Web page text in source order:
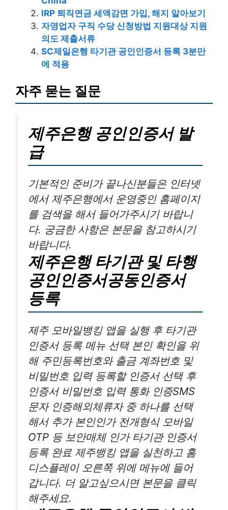
IRP 퇴직연금 세액감면 가입, 해지 알아보기
자영업자 구직 수당 신청방법 지원대상 지원
의도 제출서류
SC제일은행 타기관 공인인증서 등록 3분만
에 적용
자주 묻는 질문
제주은행 공인인증서 발
급
기본적인 준비가 끝나신분들은 인터넷
에서 제주은행에서 운영중인 홈페이지
를 검색을 해서 들어가주시기 바랍니
다. 궁금한 사항은 본문을 참고하시기
바랍니다.
제주은행 타기관 및 타행
공인인증서공동인증서
등록
제주 모바일뱅킹 앱을 실행 후 타기관
인증서 등록 메뉴 선택 본인 확인을 위
해 주민등록번호와 출금 계좌번호 및
비밀번호 입력 등록할 인증서 선택 후
인증서 비밀번호 입력 통화 인증SMS
문자 인증해외체류자 중 하나를 선택
해서 추가 본인인가 전개형식 모바일
OTP 등 보안매체 인가 타기관 인증서
등록 완료 제주뱅킹 앱을 실천하고 홈
디스플레이 오른쪽 위에 메뉴에 들어
갑니다. 더 알고싶으시면 본문을 클릭
해주세요.